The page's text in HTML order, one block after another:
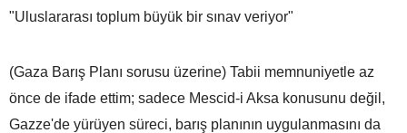
"Uluslararası toplum büyük bir sınav veriyor"
(Gaza Barış Planı sorusu üzerine) Tabii memnuniyetle az
önce de ifade ettim; sadece Mescid-i Aksa konusunu değil,
Gazze'de yürüyen süreci, barış planının uygulanmasını da